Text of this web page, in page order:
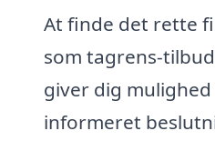
At finde det rette
som tagrens-
giver dig
informeret